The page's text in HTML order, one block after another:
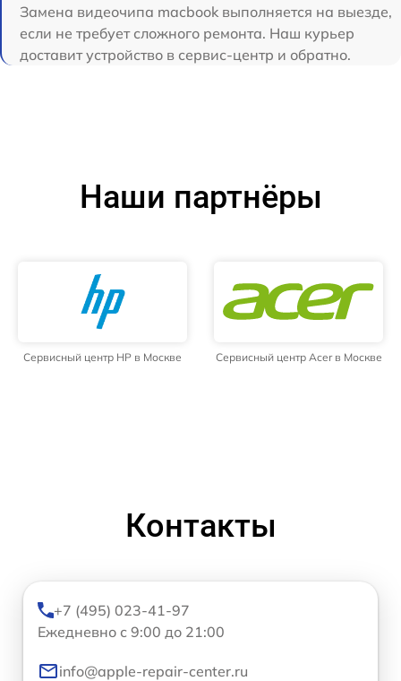
Замена видеочипа macbook выполняется на выезде,
если не требует сложного ремонта. Наш курьер
доставит устройство в сервис-центр и обратно.
Наши партнёры
Сервисный центр HP в Москве Сервисный центр Acer в Москве
Контакты
+7 (495) 023-41-97
Ежедневно с 9:00 до 21:00
info@apple-repair-center.ru